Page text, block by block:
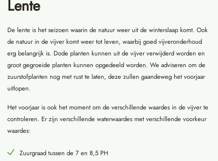
Lente
De lente is het seizoen waarin de natuur weer uit de winterslaap komt. Ook
de natuur in de vijver komt weer tot leven, waarbij goed vijveronderhoud
erg belangrijk is. Dode planten kunnen uit de vijver verwijderd worden en
groot gegroeide planten kunnen opgedeeld worden. We adviseren om de
zuurstofplanten nog met rust te laten, deze zullen gaandeweg het voorjaar
uitlopen.
Het voorjaar is ook het moment om de verschillende waardes in de vijver te
controleren. Er zijn verschillende waterwaardes met verschillende voorkeur
waardes:
Zuurgraad tussen de 7 en 8,5 PH